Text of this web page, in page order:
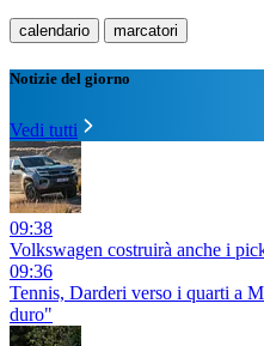
calendario marcatori
Notizie del giorno
Vedi tutti
09:38
Volkswagen costruirà anche i
09:36
Tennis, Darderi verso i quarti a
duro"